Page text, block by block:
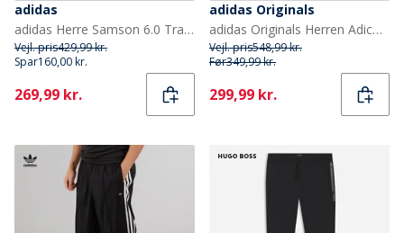
adidas
adidas Herre Samson 6.0 Track Pants Sort/Royal Black
Vejl. pris429,99 kr.
Spar160,00 kr.
Current
269,99 kr.
adidas Originals
adidas Originals Herren Adicolour Classics Superstar Track Pants Aurora Black
Vejl. pris548,99 kr.
Før349,99 kr.
Current
299,99 kr.